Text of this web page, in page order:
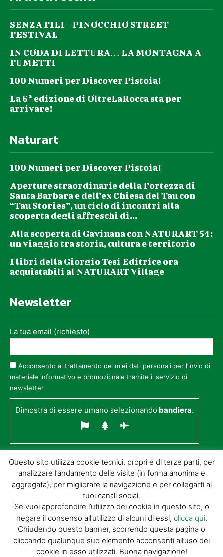
SENZA FILI – PINOCCHIO STREET
FESTIVAL
IN CODA DI LETTURA… LA MONTAGNA A
FUMETTI
100 Numeri per Discover Pistoia!
La 6ª edizione di OltreLaRocca sta per
arrivare!
Naturart
100 Numeri per Discover Pistoia!
Aperture straordinarie della Fortezza di
Santa Barbara e dell’ex Chiesa del Tau con
“Tau Stories”, un ciclo di incontri alla
scoperta degli affreschi di...
Alla scoperta di Gavinana con NATURART 54:
un viaggio tra storia, cultura e territorio
I libri della Giorgio Tesi Editrice ora
acquistabili al NATURART Village
Newsletter
La tua email (richiesto)
Acconsento al trattamento dei miei dati personali per l’invio di
materiale informativo e promozionale tramite il servizio di
newsletter
Dimostra di essere umano selezionando bandiera.
© GIORGIO TESI EDITRICE S.R.L. | P.IVA
01732650476 | VIA DI BADIA 14 – 51100 LOC.
BOTTEGONE (PISTOIA) |POWERED BY
ALLYMIND
Questo sito utilizza cookie tecnici, propri e di terze parti, per
analizzare l’andamento delle visite (in forma anonima e
aggregata), per migliorare la navigazione e per collegarti ai
tuoi canali social.
Se vuoi approfondire l’utilizzo dei cookie in questo sito, o
negare il consenso all’utilizzo di alcuni di essi, clicca qui.
Chiudendo questo banner, scorrendo questa pagina o
cliccando qualunque suo elemento acconsenti all’uso dei
cookie in esso utilizzati. Buona navigazione!